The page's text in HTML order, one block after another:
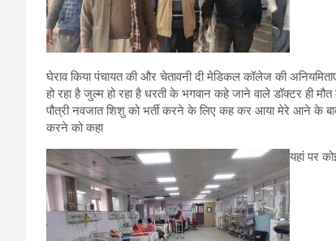
घेराव किया पंचायत की और चेतावनी दी मेडिकल कॉलेज की
हो रहा है जुल्म हो रहा है धरती के भगवान कहे जाने वाले डॉक्टर ही
पौत्री नवजात शिशु को भर्ती करने के लिए कह कर आया मेरे आने के
करने को कहा
यहां पर